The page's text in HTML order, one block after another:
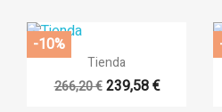
((label))
Debe iniciar sesión para guardar
deseos.
 Vista rápida
Tienda
266,20 € 239,58 €
-10%